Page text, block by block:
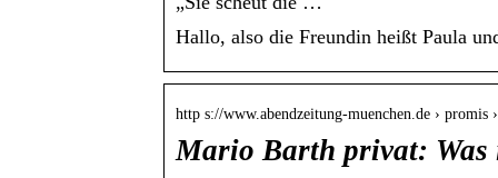
Hallo, also die Freundin heißt Paula
http s://www.abendzeitung-muenchen.de › promis
Mario Barth privat: Was